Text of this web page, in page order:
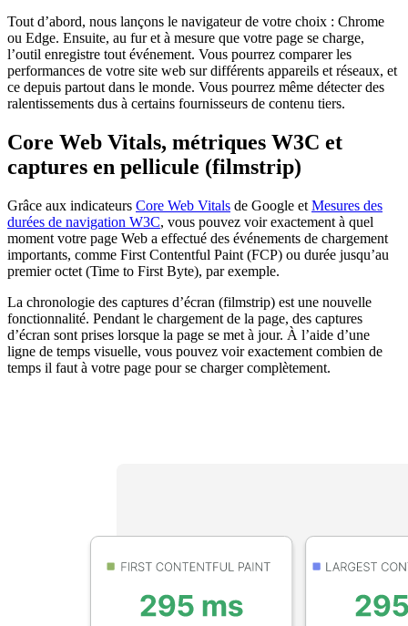
Tout d’abord, nous lançons le navigateur de votre choix : Chrome
ou Edge. Ensuite, au fur et à mesure que votre page se charge,
l’outil enregistre tout événement. Vous pourrez comparer les
performances de votre site web sur différents appareils et réseaux, et
ce depuis partout dans le monde. Vous pourrez même détecter des
ralentissements dus à certains fournisseurs de contenu tiers.
Core Web Vitals, métriques W3C et
captures en pellicule (filmstrip)
Grâce aux indicateurs Core Web Vitals de Google et Mesures des
durées de navigation W3C, vous pouvez voir exactement à quel
moment votre page Web a effectué des événements de chargement
importants, comme First Contentful Paint (FCP) ou durée jusqu’au
premier octet (Time to First Byte), par exemple.
La chronologie des captures d’écran (filmstrip) est une nouvelle
fonctionnalité. Pendant le chargement de la page, des captures
d’écran sont prises lorsque la page se met à jour. À l’aide d’une
ligne de temps visuelle, vous pouvez voir exactement combien de
temps il faut à votre page pour se charger complètement.